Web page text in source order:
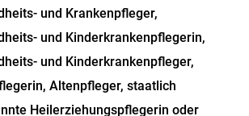
und Krankenpfleger,
und Kinderkrankenpflegerin,
und Kinderkrankenpfleger,
Altenpfleger, staatlich
Heilerziehungspflegerin oder